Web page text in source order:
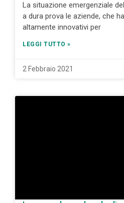
La situazione emergenziale
a dura prova le aziende, che
altamente innovativi per
LEGGI TUTTO »
2 Febbraio 2021